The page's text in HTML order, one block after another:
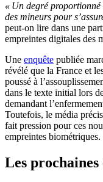
« Un degré proportionné
des mineurs pour
peut-on lire dans une
empreintes digitales des
Une enquête publiée
révélé que la France et
poussé à
dans le texte initial lors
demandant
Toutefois, le média
fait pression pour ces
empreintes biométriques.
Les prochaines